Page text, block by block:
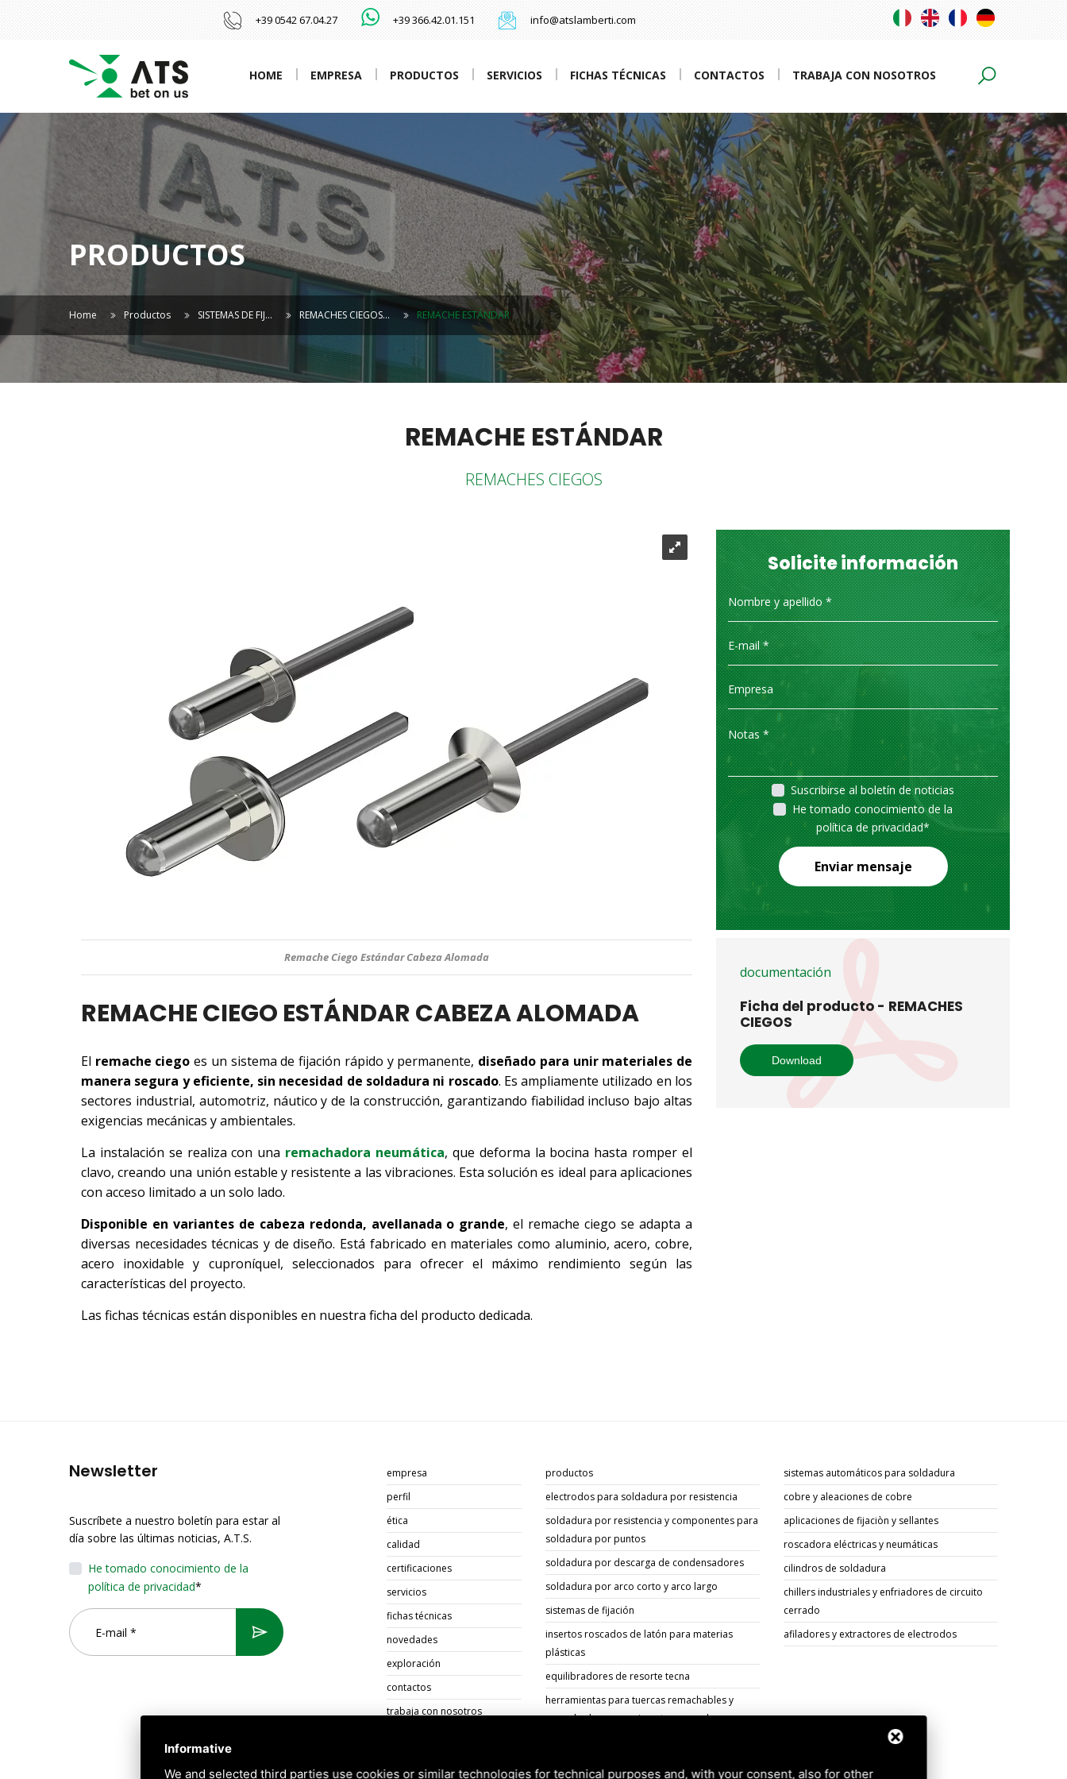
+39 0542 67.04.27 +39 366.42.01.151 info@atslamberti.com
HOME EMPRESA PRODUCTOS SERVICIOS FICHAS TÉCNICAS CONTACTOS TRABAJA CON NOSOTROS
PRODUCTOS
Home Productos SISTEMAS DE FIJ… REMACHES CIEGOS… REMACHE ESTÁNDAR
REMACHE ESTÁNDAR
REMACHES CIEGOS
Remache Ciego Estándar Cabeza Alomada
REMACHE CIEGO ESTÁNDAR CABEZA ALOMADA
El remache ciego es un sistema de fijación rápido y permanente, diseñado para unir materiales de
manera segura y eficiente, sin necesidad de soldadura ni roscado. Es ampliamente utilizado en los
sectores industrial, automotriz, náutico y de la construcción, garantizando fiabilidad incluso bajo altas
exigencias mecánicas y ambientales.
La instalación se realiza con una remachadora neumática, que deforma la bocina hasta romper el
clavo, creando una unión estable y resistente a las vibraciones. Esta solución es ideal para aplicaciones
con acceso limitado a un solo lado.
Disponible en variantes de cabeza redonda, avellanada o grande, el remache ciego se adapta a
diversas necesidades técnicas y de diseño. Está fabricado en materiales como aluminio, acero, cobre,
acero inoxidable y cuproníquel, seleccionados para ofrecer el máximo rendimiento según las
características del proyecto.
Las fichas técnicas están disponibles en nuestra ficha del producto dedicada.
Solicite información
Suscribirse al boletín de noticias
He tomado conocimiento de la
política de privacidad*
Enviar mensaje
documentación
Ficha del producto - REMACHES
CIEGOS
Download
Newsletter
Suscríbete a nuestro boletín para estar al
día sobre las últimas noticias, A.T.S.
He tomado conocimiento de la
política de privacidad*
empresa
perfil
ética
calidad
certificaciones
servicios
fichas técnicas
novedades
exploración
contactos
trabaja con nosotros
productos
electrodos para soldadura por resistencia
soldadura por resistencia y componentes para
soldadura por puntos
soldadura por descarga de condensadores
soldadura por arco corto y arco largo
sistemas de fijación
insertos roscados de latón para materias
plásticas
equilibradores de resorte tecna
herramientas para tuercas remachables y
remachadoras para insertos roscados
sistemas automáticos para soldadura
cobre y aleaciones de cobre
aplicaciones de fijaciòn y sellantes
roscadora eléctricas y neumáticas
cilindros de soldadura
chillers industriales y enfriadores de circuito
cerrado
afiladores y extractores de electrodos
Informative
We and selected third parties use cookies or similar technologies for technical purposes and, with your consent, also for other